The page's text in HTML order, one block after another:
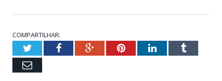
COMPARTILHAR:
TwitterFacebookGoogle+PinterestLinkedInTumblr
Email